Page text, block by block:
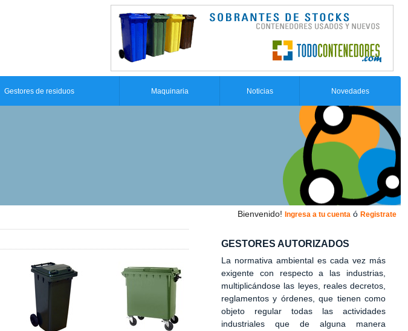
Gestores de residuos Maquinaria Noticias Novedades
Bienvenido! Ingresa a tu cuenta ó Registrate
GESTORES AUTORIZADOS
La normativa ambiental es cada vez más
exigente con respecto a las industrias,
multiplicándose las leyes, reales decretos,
reglamentos y órdenes, que tienen como
objeto regular todas las actividades
industriales que de alguna manera